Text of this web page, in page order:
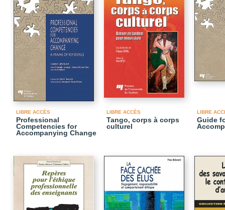
LIBRE ACCÈS
Professional
Competencies for
Accompanying Change
LIBRE ACCÈS
Tango, corps à corps
culturel
LIBRE
Guide